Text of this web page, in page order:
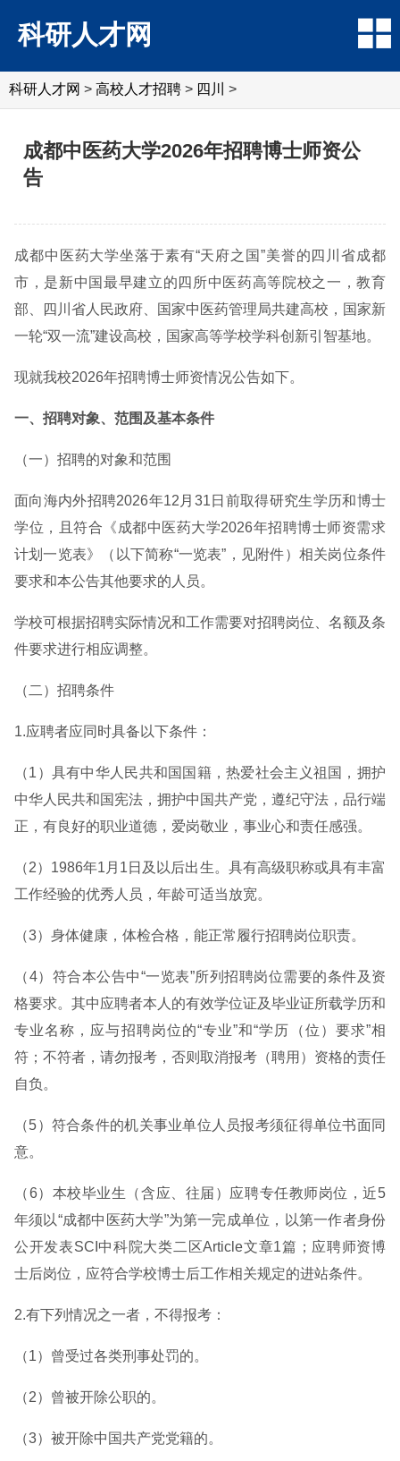
科研人才网
科研人才网 > 高校人才招聘 > 四川 >
成都中医药大学2026年招聘博士师资公
告
成都中医药大学坐落于素有“天府之国”美誉的四川省成都
市，是新中国最早建立的四所中医药高等院校之一，教育
部、四川省人民政府、国家中医药管理局共建高校，国家新
一轮“双一流”建设高校，国家高等学校学科创新引智基地。
现就我校2026年招聘博士师资情况公告如下。
一、招聘对象、范围及基本条件
（一）招聘的对象和范围
面向海内外招聘2026年12月31日前取得研究生学历和博士
学位，且符合《成都中医药大学2026年招聘博士师资需求
计划一览表》（以下简称“一览表”，见附件）相关岗位条件
要求和本公告其他要求的人员。
学校可根据招聘实际情况和工作需要对招聘岗位、名额及条
件要求进行相应调整。
（二）招聘条件
1.应聘者应同时具备以下条件：
（1）具有中华人民共和国国籍，热爱社会主义祖国，拥护
中华人民共和国宪法，拥护中国共产党，遵纪守法，品行端
正，有良好的职业道德，爱岗敬业，事业心和责任感强。
（2）1986年1月1日及以后出生。具有高级职称或具有丰富
工作经验的优秀人员，年龄可适当放宽。
（3）身体健康，体检合格，能正常履行招聘岗位职责。
（4）符合本公告中“一览表”所列招聘岗位需要的条件及资
格要求。其中应聘者本人的有效学位证及毕业证所载学历和
专业名称，应与招聘岗位的“专业”和“学历（位）要求”相
符；不符者，请勿报考，否则取消报考（聘用）资格的责任
自负。
（5）符合条件的机关事业单位人员报考须征得单位书面同
意。
（6）本校毕业生（含应、往届）应聘专任教师岗位，近5
年须以“成都中医药大学”为第一完成单位，以第一作者身份
公开发表SCI中科院大类二区Article文章1篇；应聘师资博
士后岗位，应符合学校博士后工作相关规定的进站条件。
2.有下列情况之一者，不得报考：
（1）曾受过各类刑事处罚的。
（2）曾被开除公职的。
（3）被开除中国共产党党籍的。